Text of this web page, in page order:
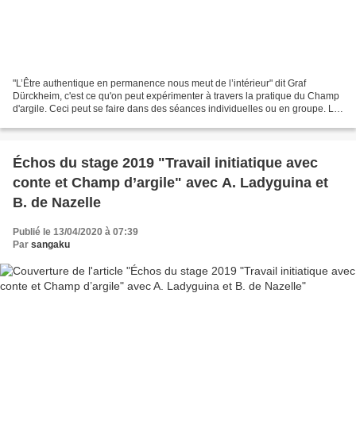
"L’Être authentique en permanence nous meut de l’intérieur" dit Graf
Dürckheim, c'est ce qu'on peut expérimenter à travers la pratique du Champ
d'argile. Ceci peut se faire dans des séances individuelles ou en groupe. Le
Échos du stage 2019 "Travail initiatique avec
conte et Champ d’argile" avec A. Ladyguina et
B. de Nazelle
Publié le 13/04/2020 à 07:39
Par sangaku